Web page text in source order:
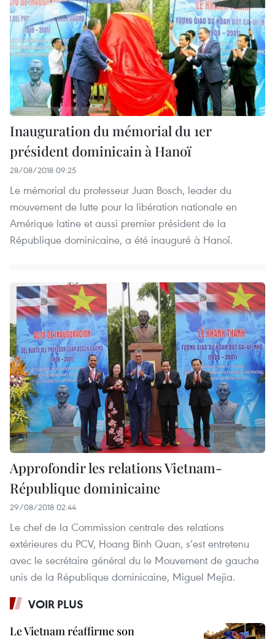
Inauguration du mémorial du 1er
président dominicain à Hanoï
28/08/2018 09:25
Le mémorial du professeur Juan Bosch, leader du
mouvement de lutte pour la libération nationale en
Amérique latine et aussi premier président de la
République dominicaine, a été inauguré à Hanoï.
Approfondir les relations Vietnam-
République dominicaine
29/08/2018 02:44
Le chef de la Commission centrale des relations
extérieures du PCV, Hoang Binh Quan, s’est entretenu
avec le secrétaire général du le Mouvement de gauche
unis de la République dominicaine, Miguel Mejia.
VOIR PLUS
Le Vietnam réaffirme son